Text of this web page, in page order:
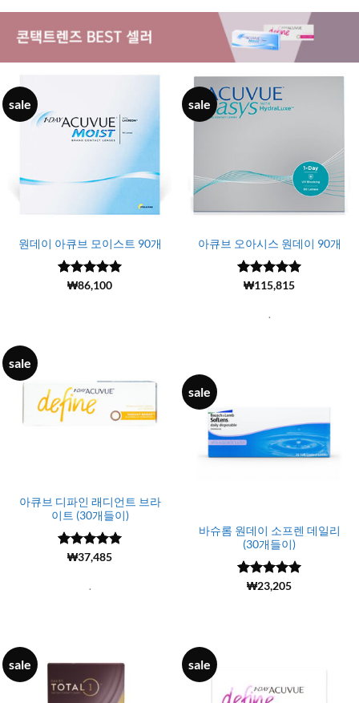
sale
원데이 아큐브 모이스트 90개
5 중에서
(13115)
₩86,100
sale
아큐브 오아시스 원데이 90개
5 중에서
(9951)
₩115,815
.
sale
아큐브 디파인 래디언트 브라
이트 (30개들이)
5 중에서
(11693)
₩37,485
.
sale
바슈롬 원데이 소프렌 데일리
(30개들이)
5 중에서
(6692)
₩23,205
sale sale